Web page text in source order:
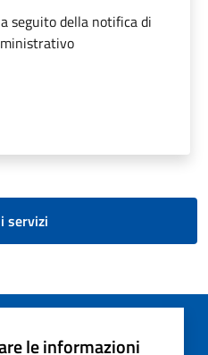
seguito della notifica di
servizi
le informazioni